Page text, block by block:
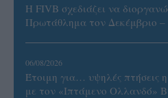
Η FIVB σχεδιάζει να
Πρωτάθλημα τον Δεκέμβριο –
06/08/2026
Έτοιμη για… υψηλές
με τον «Ιπτάμενο Ολλανδό»